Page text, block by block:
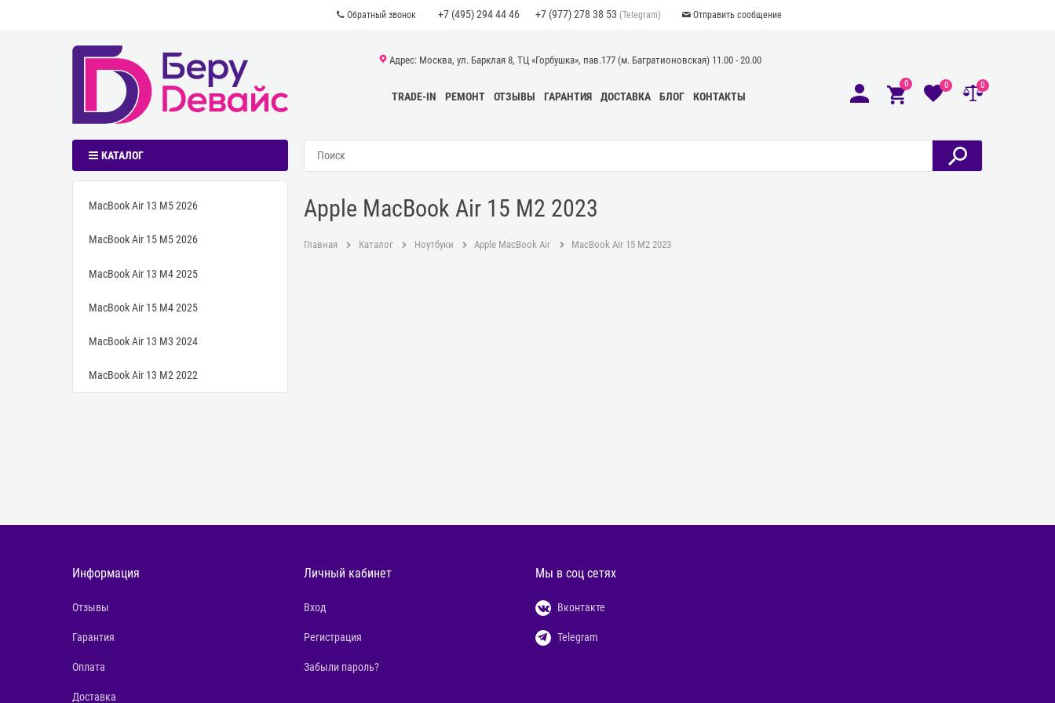
Обратный звонок +7 (495) 294 44 46 +7 (977) 278 38 53 (Telegram) Отправить сообщение
Адрес: Москва, ул. Барклая 8, ТЦ «Горбушка», пав.177 (м. Багратионовская) 11.00 - 20.00
TRADE-IN РЕМОНТ ОТЗЫВЫ ГАРАНТИЯ ДОСТАВКА БЛОГ КОНТАКТЫ
0 0 0
КАТАЛОГ
MacBook Air 13 M5 2026
MacBook Air 15 M5 2026
MacBook Air 13 M4 2025
MacBook Air 15 M4 2025
MacBook Air 13 M3 2024
MacBook Air 13 M2 2022
Apple MacBook Air 15 M2 2023
Главная Каталог Ноутбуки Apple MacBook Air MacBook Air 15 M2 2023
Информация
Отзывы
Гарантия
Оплата
Доставка
Личный кабинет
Вход
Регистрация
Забыли пароль?
Мы в соц сетях
Вконтакте
Telegram